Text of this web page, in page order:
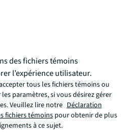
vous aider ?
durable
hybride
écologiques
des fichiers témoins
l’expérience utilisateur.
tous les fichiers témoins ou
paramètres, si vous désirez gérer
Veuillez lire notre Déclaration
fichiers témoinspour obtenir de plus
à ce sujet.